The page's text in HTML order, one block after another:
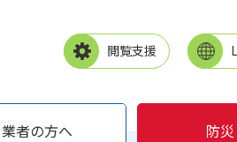
閲覧支援
業者の方へ 防災